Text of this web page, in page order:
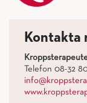
Kontakta
Telefon 08-32